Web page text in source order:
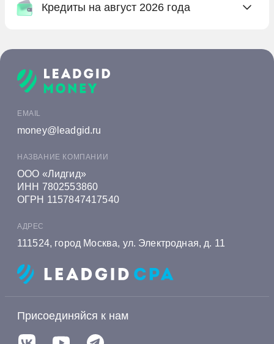
Кредиты на август 2026 года
Онлайн заявка на кредит в Алеф-Банке
Онлайн заявка на кредит в Алмазэргиэнбанке
Онлайн заявка на кредит в Экспобанке
Онлайн заявка на кредит в Енисейском
Онлайн заявка на кредит в Газэнергобанке
Онлайн заявка на кредит в Генбанке
Онлайн заявка на кредит в Ингосстрах Банке
EMAIL
money@leadgid.ru
НАЗВАНИЕ КОМПАНИИ
ООО «Лидгид»
ИНН 7802553860
ОГРН 1157847417540
АДРЕС
111524, город Москва, ул. Электродная, д. 11
Присоединяйся к нам